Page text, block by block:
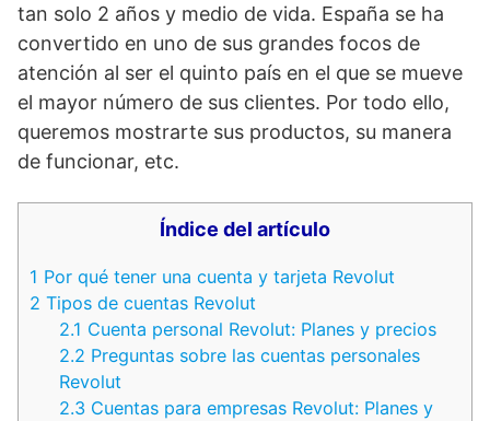
tan solo 2 años y medio de vida. España se ha
convertido en uno de sus grandes focos de
atención al ser el quinto país en el que se mueve
el mayor número de sus clientes. Por todo ello,
queremos mostrarte sus productos, su manera
de funcionar, etc.
Índice del artículo
1 Por qué tener una cuenta y tarjeta Revolut
2 Tipos de cuentas Revolut
2.1 Cuenta personal Revolut: Planes y precios
2.2 Preguntas sobre las cuentas personales
Revolut
2.3 Cuentas para empresas Revolut: Planes y